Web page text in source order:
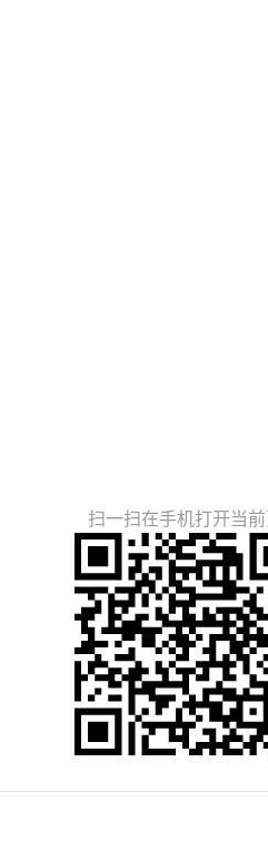
扫一扫在手机打开当前